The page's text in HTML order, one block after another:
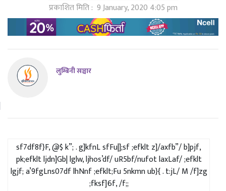
प्रकाशित मिति : 9 January, 2020 4:05 pm
लुम्बिनी सञ्चार
sf7df8f}F, @$ k”; . g]kfnL sfFu|];sf ;efklt z]/axfb”/ b]pjf,
pk;efklt ljdn]Gb| lglw, ljhos’df/ uR5bf/nufot laxLaf/ ;efklt
lgjf; a’9fgLns07df lhNnf ;efklt;Fu 5nkmn ub}{ . t:jL/ M /f]zg
;fksf]6f, /f;;